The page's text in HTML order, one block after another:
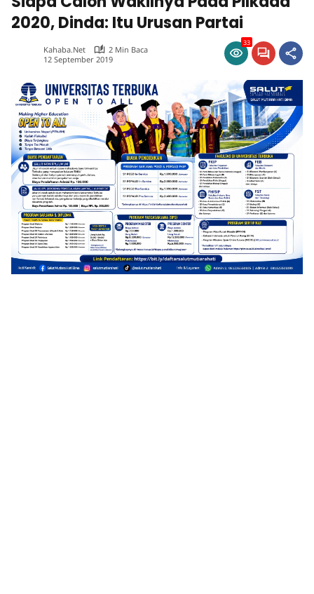
2020, Dinda: Itu Urusan Partai
Kahaba.net
2 Min Baca
12 September 2019
33